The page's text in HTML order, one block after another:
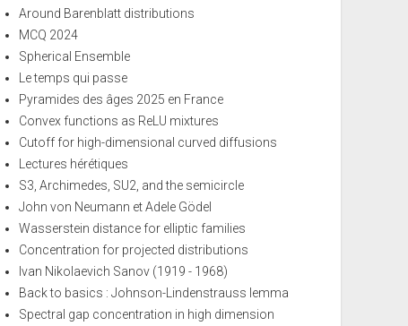
Around Barenblatt distributions
MCQ 2024
Spherical Ensemble
Le temps qui passe
Pyramides des âges 2025 en France
Convex functions as ReLU mixtures
Cutoff for high-dimensional curved diffusions
Lectures hérétiques
S3, Archimedes, SU2, and the semicircle
John von Neumann et Adele Gödel
Wasserstein distance for elliptic families
Concentration for projected distributions
Ivan Nikolaevich Sanov (1919 - 1968)
Back to basics : Johnson-Lindenstrauss lemma
Spectral gap concentration in high dimension